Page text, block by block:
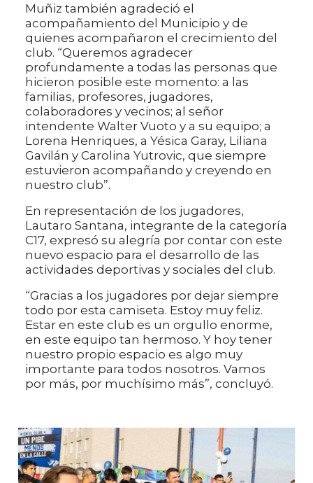
Muñiz también agradeció el
acompañamiento del Municipio y de
quienes acompañaron el crecimiento del
club. “Queremos agradecer
profundamente a todas las personas que
hicieron posible este momento: a las
familias, profesores, jugadores,
colaboradores y vecinos; al señor
intendente Walter Vuoto y a su equipo; a
Lorena Henriques, a Yésica Garay, Liliana
Gavilán y Carolina Yutrovic, que siempre
estuvieron acompañando y creyendo en
nuestro club”.
En representación de los jugadores,
Lautaro Santana, integrante de la categoría
C17, expresó su alegría por contar con este
nuevo espacio para el desarrollo de las
actividades deportivas y sociales del club.
“Gracias a los jugadores por dejar siempre
todo por esta camiseta. Estoy muy feliz.
Estar en este club es un orgullo enorme,
en este equipo tan hermoso. Y hoy tener
nuestro propio espacio es algo muy
importante para todos nosotros. Vamos
por más, por muchísimo más”, concluyó.